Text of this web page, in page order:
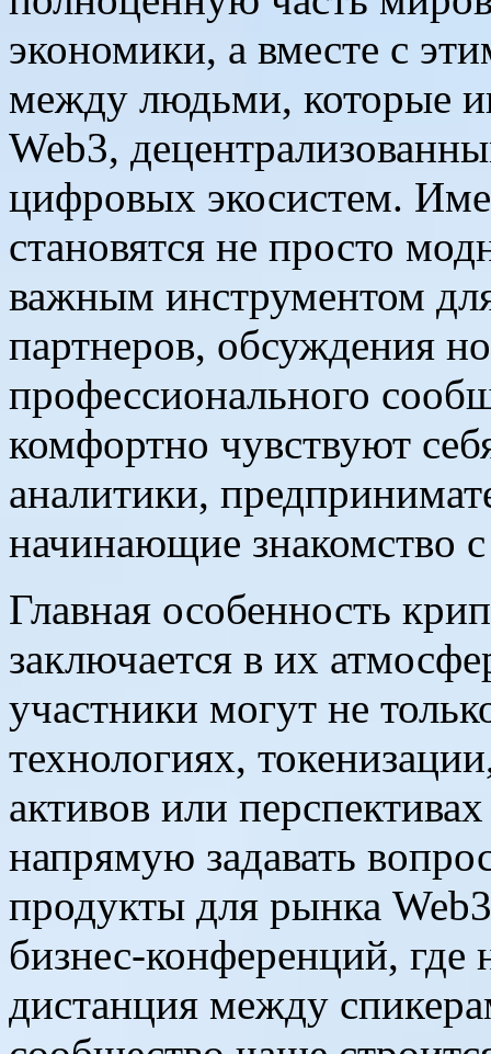
экономики, а вместе с
между людьми, которые
Web3,
цифровых экосистем.
становятся не просто
важным инструментом
партнеров, обсуждения
профессионального
комфортно чувствуют
аналитики,
начинающие знакомство
Главная особенность
заключается в их
участники могут не
технологиях,
активов или
напрямую задавать
продукты для рынка
бизнес-конференций, где
дистанция между